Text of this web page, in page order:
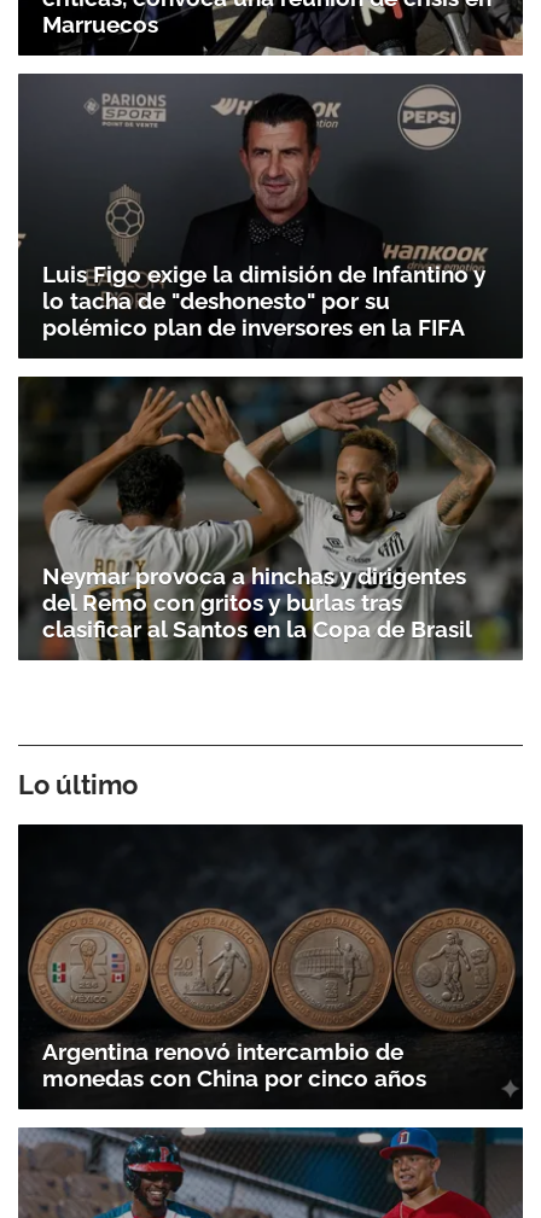
Marruecos
Luis Figo exige la dimisión de Infantino y
lo tacha de "deshonesto" por su
polémico plan de inversores en la FIFA
Neymar provoca a hinchas y dirigentes
del Remo con gritos y burlas tras
clasificar al Santos en la Copa de Brasil
Lo último
Argentina renovó intercambio de
monedas con China por cinco años